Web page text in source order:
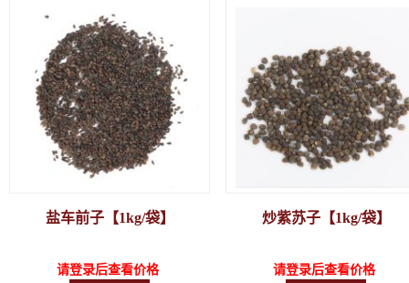
盐车前子【1kg/袋】
请登录后查看价格
炒紫苏子【1kg/袋】
请登录后查看价格